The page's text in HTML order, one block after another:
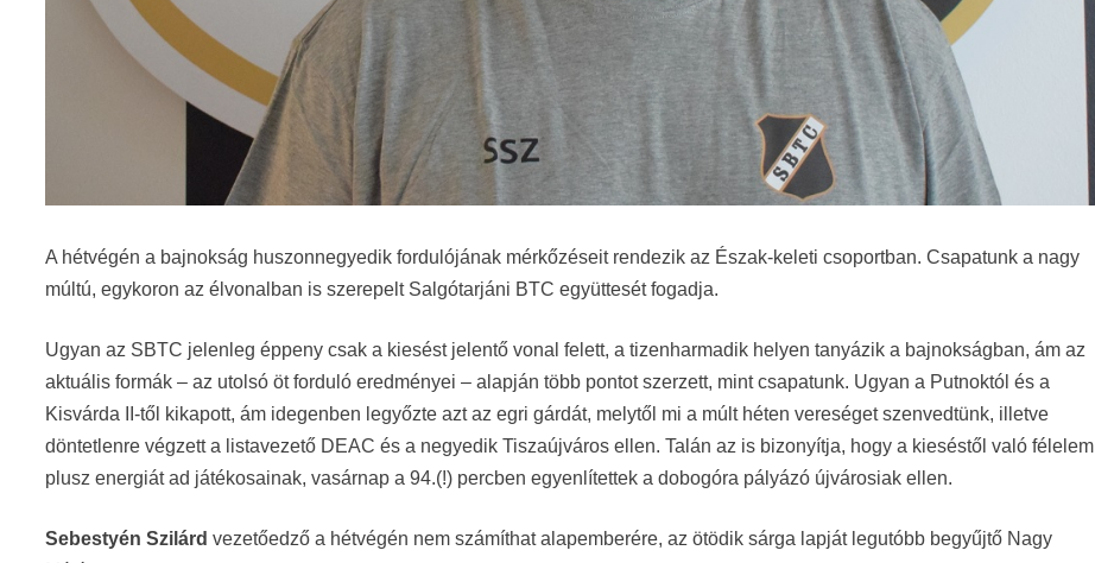
A hétvégén a bajnokság huszonnegyedik fordulójának mérkőzéseit rendezik az Észak-keleti csoportban. Csapatunk a nagy
múltú, egykoron az élvonalban is szerepelt Salgótarjáni BTC együttesét fogadja.
Ugyan az SBTC jelenleg éppeny csak a kiesést jelentő vonal felett, a tizenharmadik helyen tanyázik a bajnokságban, ám az
aktuális formák – az utolsó öt forduló eredményei – alapján több pontot szerzett, mint csapatunk. Ugyan a Putnoktól és a
Kisvárda II-től kikapott, ám idegenben legyőzte azt az egri gárdát, melytől mi a múlt héten vereséget szenvedtünk, illetve
döntetlenre végzett a listavezető DEAC és a negyedik Tiszaújváros ellen. Talán az is bizonyítja, hogy a kieséstől való félelem
plusz energiát ad játékosainak, vasárnap a 94.(!) percben egyenlítettek a dobogóra pályázó újvárosiak ellen.
Sebestyén Szilárd vezetőedző a hétvégén nem számíthat alapemberére, az ötödik sárga lapját legutóbb begyűjtő Nagy